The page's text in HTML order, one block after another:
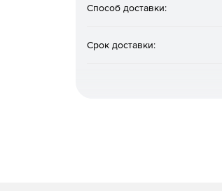
при необходимости
Возможность создавать
Способ доставки:
Срок доставки: